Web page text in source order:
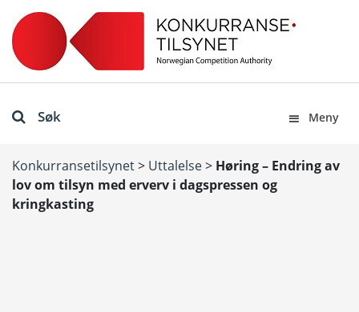
Søk Meny
Konkurransetilsynet> Uttalelse> Høring – Endring av
lov om tilsyn med erverv i dagspressen og
kringkasting